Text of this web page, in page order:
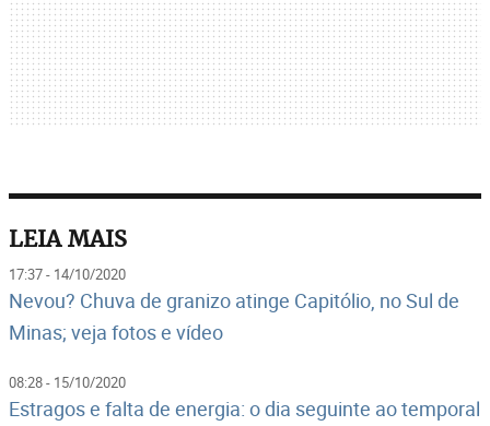
LEIA MAIS
17:37 - 14/10/2020
Nevou? Chuva de granizo atinge Capitólio, no Sul de
Minas; veja fotos e vídeo
08:28 - 15/10/2020
Estragos e falta de energia: o dia seguinte ao temporal